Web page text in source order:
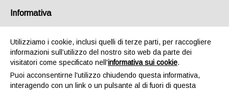
Informativa
Utilizziamo i cookie, inclusi quelli di terze parti, per raccogliere
informazioni sull’utilizzo del nostro sito web da parte dei
visitatori come specificato nell'informativa sui cookie.
Puoi acconsentirne l'utilizzo chiudendo questa informativa,
interagendo con un link o un pulsante al di fuori di questa